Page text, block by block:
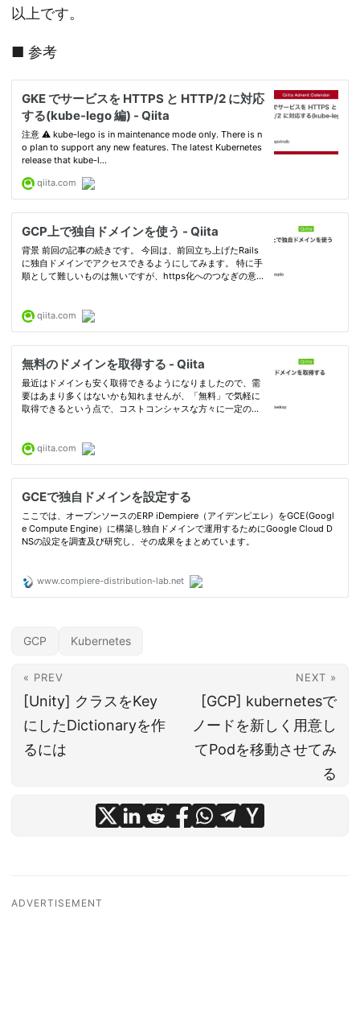
以上です。
■ 参考
GCP Kubernetes
« PREV
[Unity] クラスをKey
にしたDictionaryを作
るには
NEXT »
[GCP] kubernetesで
ノードを新しく用意し
てPodを移動させてみ
る
ADVERTISEMENT